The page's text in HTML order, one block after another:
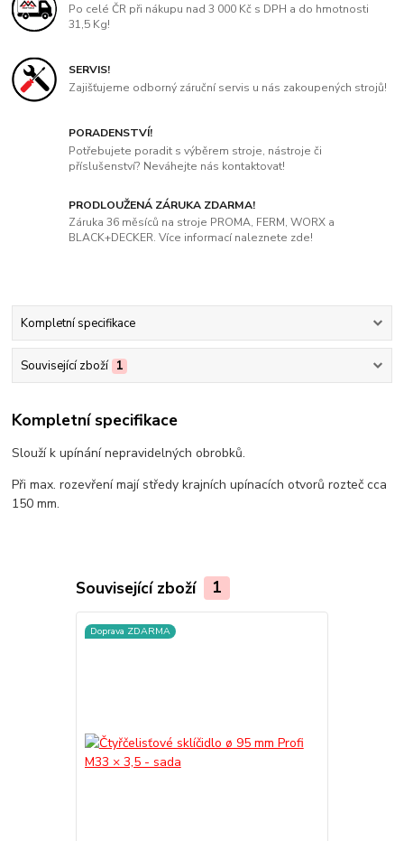
Po celé ČR při nákupu nad 3 000 Kč s DPH a do hmotnosti
31,5 Kg!
SERVIS!
Zajišťujeme odborný záruční servis u nás zakoupených strojů!
PORADENSTVÍ!
Potřebujete poradit s výběrem stroje, nástroje či
příslušenství? Neváhejte nás kontaktovat!
PRODLOUŽENÁ ZÁRUKA ZDARMA!
Záruka 36 měsíců na stroje PROMA, FERM, WORX a
BLACK+DECKER. Více informací naleznete zde!
Kompletní specifikace
Související zboží 1
Kompletní specifikace
Slouží k upínání nepravidelných obrobků.
Při max. rozevření mají středy krajních upínacích otvorů rozteč cca
150 mm.
Související zboží 1
Doprava ZDARMA